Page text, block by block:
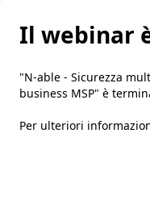
Il webinar
"N-able - Sicurezza
business MSP" è
Per ulteriori